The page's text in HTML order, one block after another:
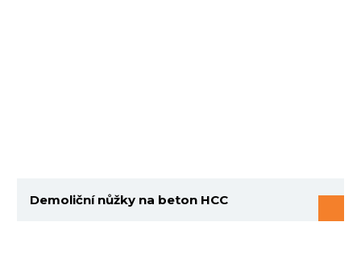
Demoliční nůžky na beton HCC